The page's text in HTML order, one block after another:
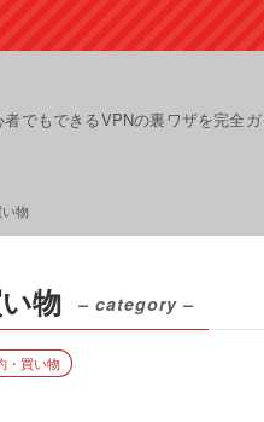
者でもできるVPNの裏ワザを完全ガ
物
物 – category –
・買い物